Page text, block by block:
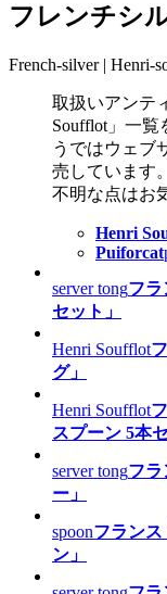
フレンチシ
French-silver | Henri-
取扱いアンテ
Soufflot」一
うではウェブ
売しています
不明な点はお
Henri
Puiforcat
server tongフラ
セット」
Henri Soufflot
グ」
Henri Soufflot
スプーン 5本
server tongフラ
ー」
spoonフラン
ン」